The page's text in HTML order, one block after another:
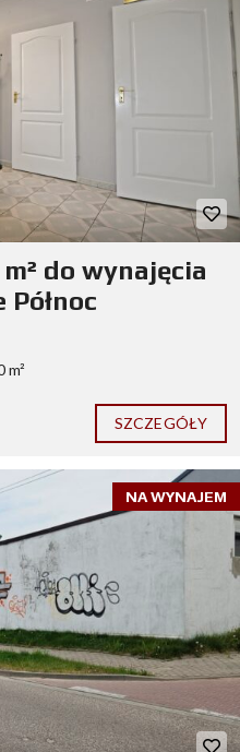
do wynajęcia
Północ
m²
SZCZEGÓŁY
NA WYNAJEM